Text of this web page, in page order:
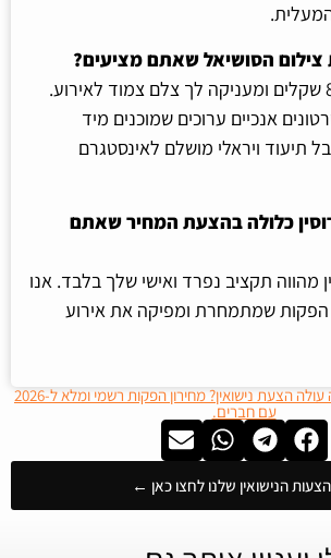
צילום הסושיאל שאתם מציעים?
התוספת עולה 800 שקלים ומעניקה לך צלם צמוד לאירוע.
אנכיים ערוכים שמוכנים מיד
תיעוד ויראלי מושלם לאינסטגרם
כלולה בהצעת המחיר שאתם
מהווה תקציב נפרד ואישי שלך בלבד. אנו
שמתמחרת ומפיקה את אירוע
כאן תוכל לשתף את: כמה עולה הצעת נישואין? מחירון הפקות רשמי ומלא ל-2026
עם חברים.
הנישואין שלנו לחצו כאן ←